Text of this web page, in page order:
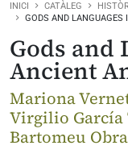
INICI CATÀLEG
GODS AND
Gods and
Ancient
Mariona
Virgilio García
Bartomeu